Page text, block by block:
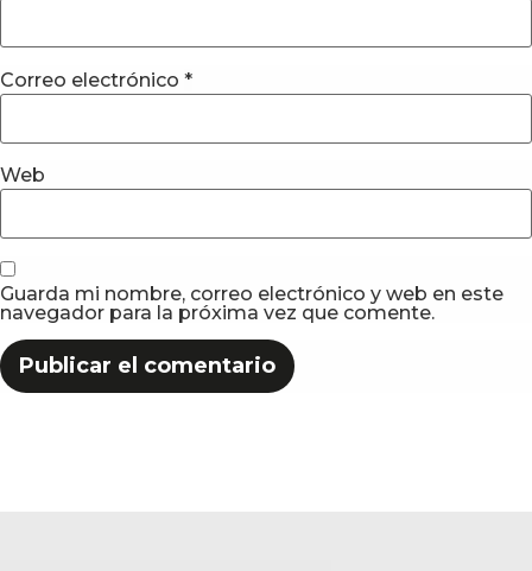
Correo electrónico *
Web
Guarda mi nombre, correo electrónico y web en este
navegador para la próxima vez que comente.